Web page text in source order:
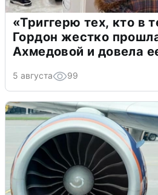
«Триггерю тех, кто в
Гордон жестко
Ахмедовой и довела
5 августа 99